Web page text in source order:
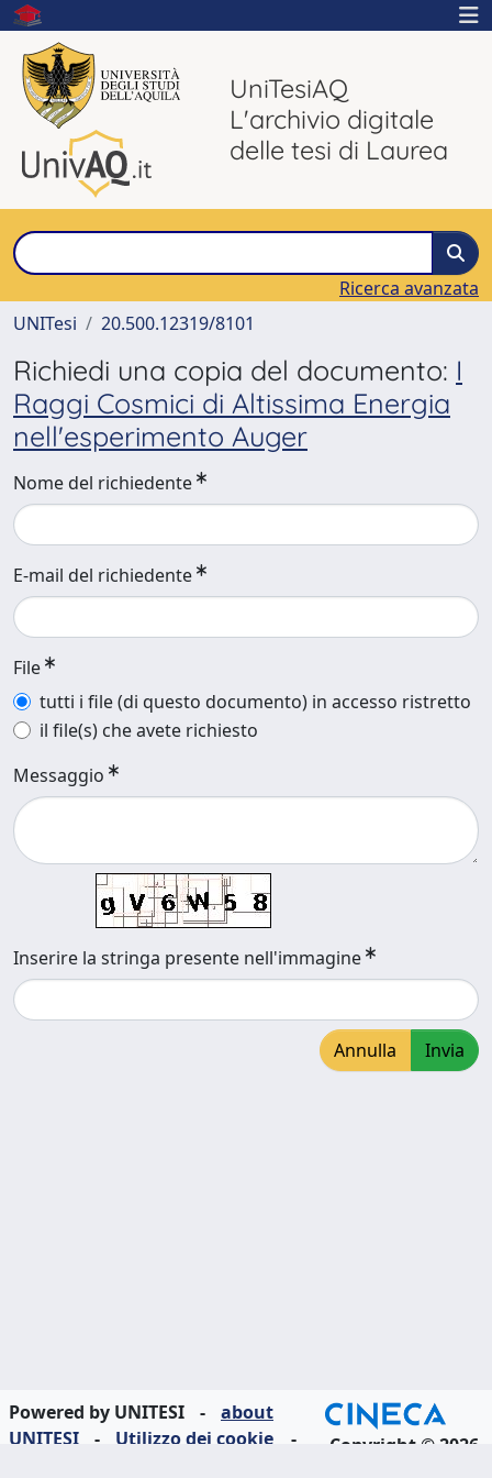
UniTesiAQ
L'archivio digitale
delle tesi di Laurea
Ricerca avanzata
UNITesi
20.500.12319/8101
Richiedi una copia del documento: I
Raggi Cosmici di Altissima Energia
nell'esperimento Auger
Nome del richiedente
E-mail del richiedente
File
tutti i file (di questo documento) in accesso ristretto
il file(s) che avete richiesto
Messaggio
Inserire la stringa presente nell'immagine
Annulla Invia
Powered by UNITESI -
about
UNITESI
- Utilizzo dei cookie
-
Copyright © 2026